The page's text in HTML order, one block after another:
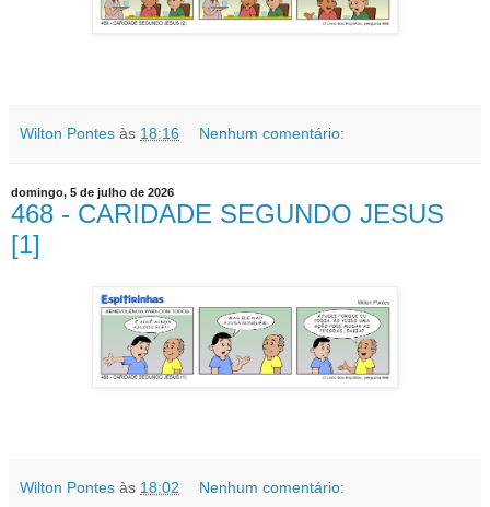
Wilton Pontes às 18:16 Nenhum comentário:
domingo, 5 de julho de 2026
468 - CARIDADE SEGUNDO JESUS
[1]
Wilton Pontes às 18:02 Nenhum comentário: